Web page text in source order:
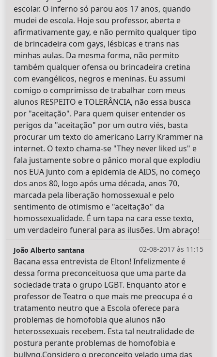
escolar. O inferno só parou aos 17 anos, quando
mudei de escola. Hoje sou professor, aberta e
afirmativamente gay, e não permito qualquer tipo
de brincadeira com gays, lésbicas e trans nas
minhas aulas. Da mesma forma, não permito
também qualquer ofensa ou brincadeira cretina
com evangélicos, negros e meninas. Eu assumi
comigo o comprimisso de trabalhar com meus
alunos RESPEITO e TOLERÂNCIA, não essa busca
por "aceitação". Para quem quiser entender os
perigos da "aceitação" por um outro viés, basta
procurar um texto do americano Larry Krammer na
internet. O texto chama-se "They never liked us" e
fala justamente sobre o pânico moral que explodiu
nos EUA junto com a epidemia de AIDS, no começo
dos anos 80, logo após uma década, anos 70,
marcada pela liberação homossexual e pelo
sentimento de otimismo e "aceitação" da
homossexualidade. É um tapa na cara esse texto,
um verdadeiro funeral para as ilusões. Um abraço!
02-08-2017 às 11:15
João Alberto santana
Bacana essa entrevista de Elton! Infelizmente é
dessa forma preconceituosa que uma parte da
sociedade trata o grupo LGBT. Enquanto ator e
professor de Teatro o que mais me preocupa é o
tratamento neutro que a Escola oferece para
problemas de homofobia que alunos não
heterossexuais recebem. Esta tal neutralidade de
postura perante problemas de homofobia e
bullyng.Considero o preconceito velado uma das